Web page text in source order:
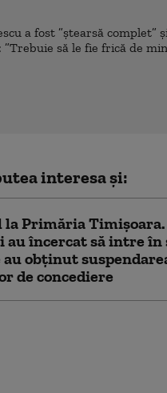
interesa și:
la Primăria Timișoara.
au încercat să intre în
au obținut
de concediere